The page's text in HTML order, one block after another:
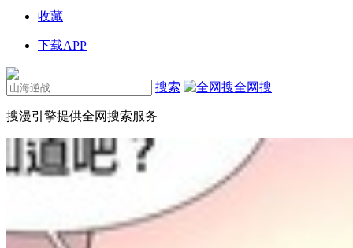
收藏
下载APP
搜索 全网搜
搜漫引擎提供全网搜索服务